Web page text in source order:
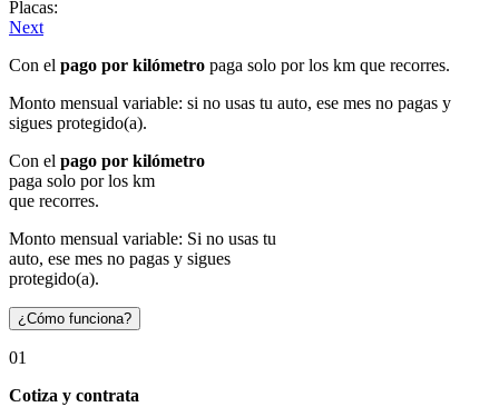
Placas:
Next
Con el pago por kilómetro paga solo por los km que recorres.
Monto mensual variable: si no usas tu auto, ese mes no pagas y
sigues protegido(a).
Con el pago por kilómetro
paga solo por los km
que recorres.
Monto mensual variable: Si no usas tu
auto, ese mes no pagas y sigues
protegido(a).
¿Cómo funciona?
01
Cotiza y contrata